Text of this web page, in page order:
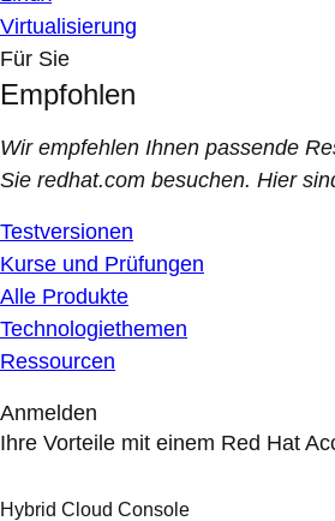
Virtualisierung
Für Sie
Empfohlen
Wir empfehlen Ihnen passende
Sie redhat.com besuchen. Hier
Testversionen
Kurse und Prüfungen
Alle Produkte
Technologiethemen
Ressourcen
Anmelden
Ihre Vorteile mit einem Red Hat
Hybrid Cloud Console